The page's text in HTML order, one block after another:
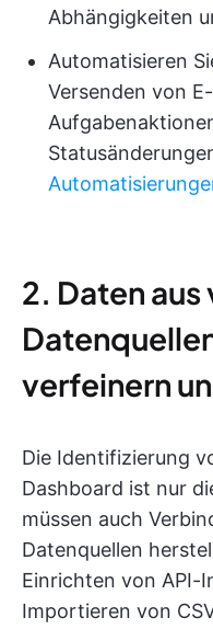
Abhängigkeiten
Automatisieren
Versenden von
2. Daten
verfeinern
Die Identifizierung
Dashboard ist nur
müssen auch
Datenquellen
Einrichten von API-
Importieren von